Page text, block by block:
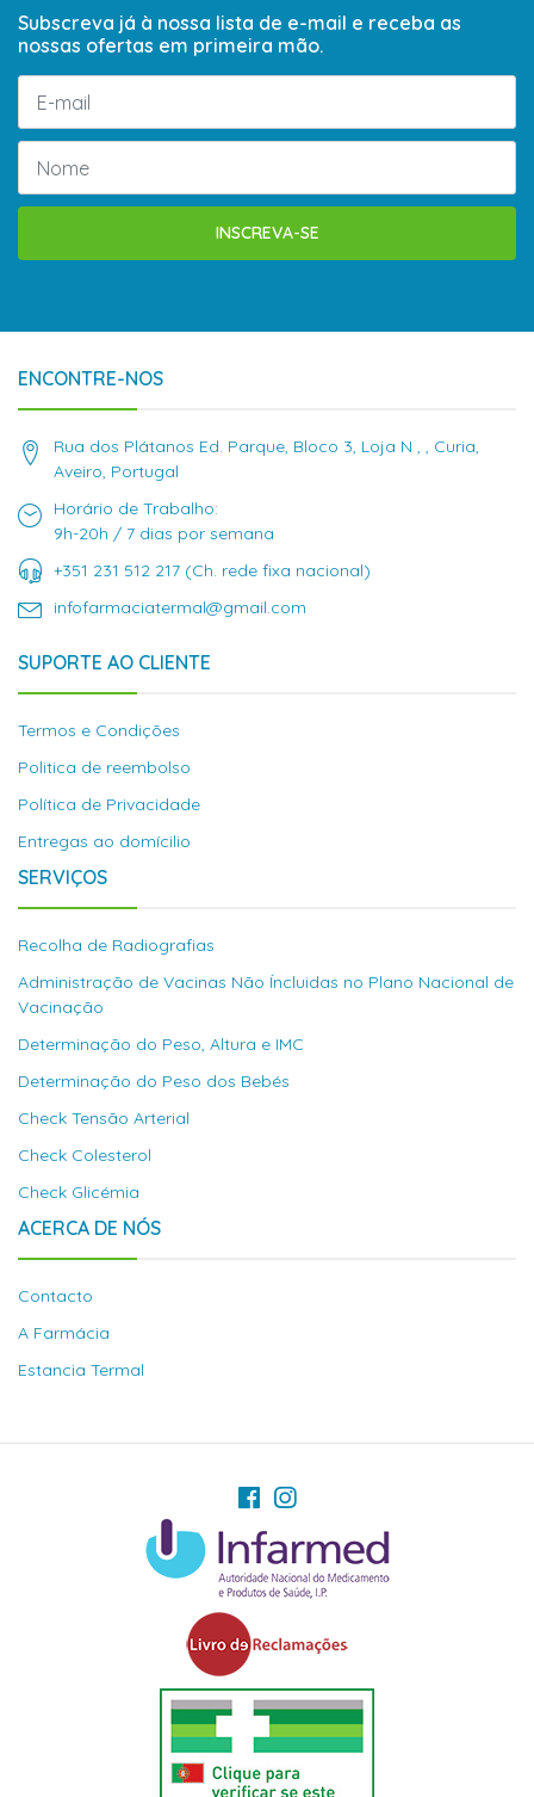
Subscreva já à nossa lista de e-mail e receba as
nossas ofertas em primeira mão.
INSCREVA-SE
ENCONTRE-NOS
Rua dos Plátanos Ed. Parque, Bloco 3, Loja N , , Curia,
Aveiro, Portugal
Horário de Trabalho:
9h-20h / 7 dias por semana
+351 231 512 217 (Ch. rede fixa nacional)
infofarmaciatermal@gmail.com
SUPORTE AO CLIENTE
Termos e Condições
Politica de reembolso
Política de Privacidade
Entregas ao domícilio
SERVIÇOS
Recolha de Radiografias
Administração de Vacinas Não Íncluidas no Plano Nacional de
Vacinação
Determinação do Peso, Altura e IMC
Determinação do Peso dos Bebés
Check Tensão Arterial
Check Colesterol
Check Glicémia
ACERCA DE NÓS
Contacto
A Farmácia
Estancia Termal